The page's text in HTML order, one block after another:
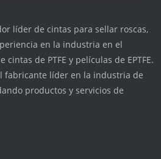
líder de cintas para sellar roscas,
en la industria en el
de PTFE y películas de EPTFE.
fabricante líder en la industria de
productos y servicios de